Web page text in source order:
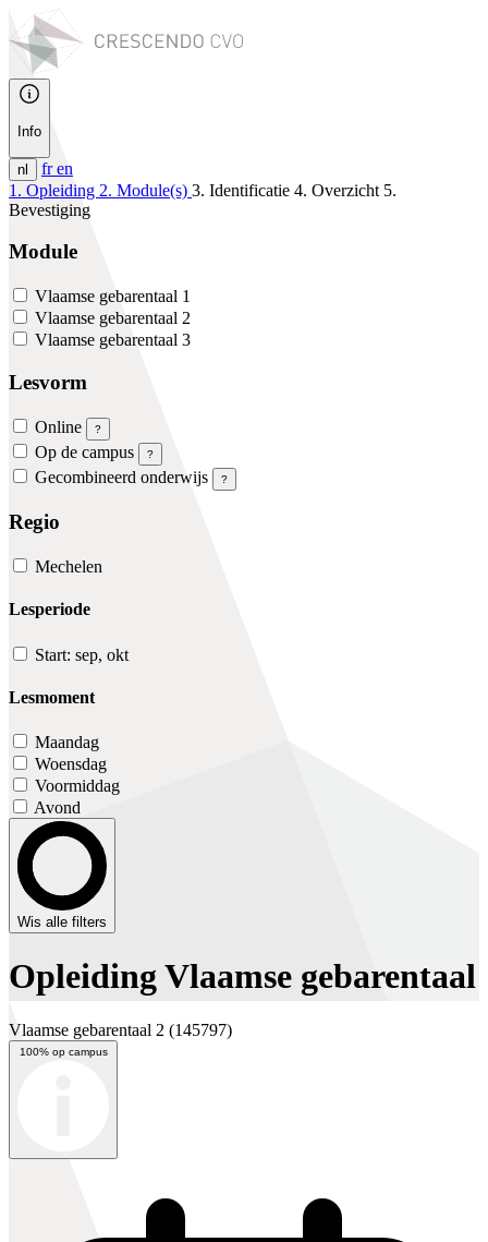
Info
nl fren
1. Opleiding 2. Module(s) 3. Identificatie 4. Overzicht 5.
Bevestiging
Module
Vlaamse gebarentaal 1
Vlaamse gebarentaal 2
Vlaamse gebarentaal 3
Lesvorm
Online ?
Op de campus ?
Gecombineerd onderwijs ?
Regio
Mechelen
Lesperiode
Start: sep, okt
Lesmoment
Maandag
Woensdag
Voormiddag
Avond
Wis alle filters
Opleiding Vlaamse gebarentaal
Vlaamse gebarentaal 2 (145797)
100% op campus